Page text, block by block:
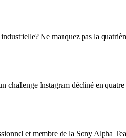
Ne manquez pas la
challenge Instagram décliné en
et membre de la Sony Alpha